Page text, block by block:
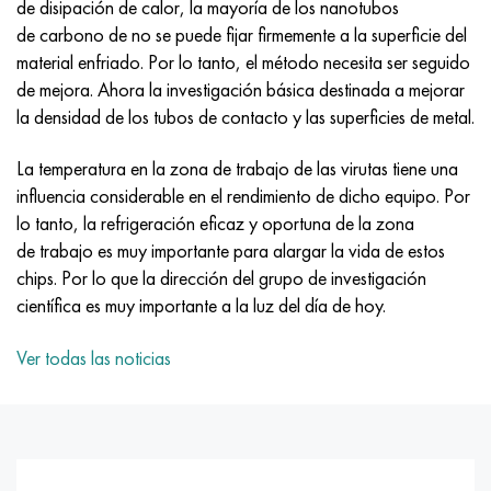
de disipación de calor, la mayoría de los nanotubos
de carbono de no se puede fijar firmemente a la superficie del
material enfriado. Por lo tanto, el método necesita ser seguido
de mejora. Ahora la investigación básica destinada a mejorar
la densidad de los tubos de contacto y las superficies de metal.
La temperatura en la zona de trabajo de las virutas tiene una
influencia considerable en el rendimiento de dicho equipo. Por
lo tanto, la refrigeración eficaz y oportuna de la zona
de trabajo es muy importante para alargar la vida de estos
chips. Por lo que la dirección del grupo de investigación
científica es muy importante a la luz del día de hoy.
Ver todas las noticias
Incotherm
incotest
Jette M152
Cobalto 6B
maraging 250
René 41
47ND
47НХР
49KF
49K2F, 49K2FA-VI
Aleación 50N
Aleación 50NP
HN62VMYUT
HN62MVKYU
HN63MB
XN65VM
KhN65VMTYu
KhN67MVTYu
VT-35
PT-1M
PT-3V
PT-7M
2B
SPT-2 sv
1.4466 - AISI 310MoLn
Aleación Al6xn
15-7Ph® - 1.4532
PH 13-8 meses - 1.4534
1.4542 - 17-4Ph®
Custom 455® - 1.4543 - uns s45500
10X17H13M3T
10X18N18Yu4D
11X11N2V2MF
12Х18Н9Т
13X11N2V2MF
15x11mf
2,0872, CuNi10Fe1Mn, Cw352h
Bronce aluminio silicio
CW301G, C64200
bronce de silicio
C65500, CuAl11Fe3
C65620, CuSi3Fe2Zn3
latón rojo
C84400, CuSn2ZnPb
C83600, CuSn5ZnPb
45G2, 45g2, AISI 1144
Aleación de acero estructural
10g2, 10g2, AISI 1513
12X2H4A, 15NiCr13, 1.5752
AC14, 11SMnPb30
20G, 20mn5
Р6М5, 1.3343, hs6-5-2, sw7m
Р6М5К5, 1.3243, hs6-5-2-5
R6M5F3, 1.3344, hs6-5-3
9М4К8,1.3207
R12F3, 1.3318, sw12
P18, 1,3355, hs18-0-1, sw18